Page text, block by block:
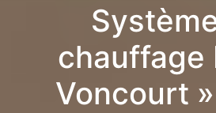
chauffage
Voncourt